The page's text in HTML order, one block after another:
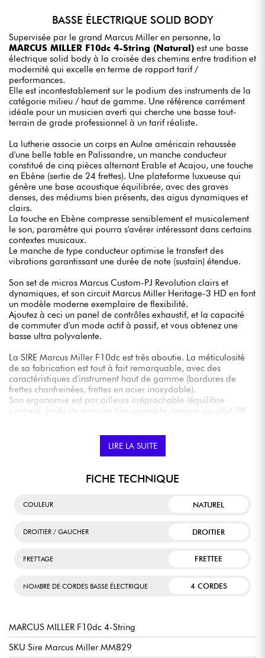
BASSE ÉLECTRIQUE SOLID BODY
Supervisée par le grand Marcus Miller en personne, la
MARCUS MILLER F10dc 4-String (Natural) est une basse
électrique solid body à la croisée des chemins entre tradition et
modernité qui excelle en terme de rapport tarif /
performances.
Elle est incontestablement sur le podium des instruments de la
catégorie milieu / haut de gamme. Une référence carrément
idéale pour un musicien averti qui cherche une basse tout-
terrain de grade professionnel à un tarif réaliste.
La lutherie associe un corps en Aulne américain rehaussée
d'une belle table en Palissandre, un manche conducteur
constitué de cinq pièces alternant Erable et Acajou, une touche
en Ebène (sertie de 24 frettes). Une plateforme luxueuse qui
génère une base acoustique équilibrée, avec des graves
denses, des médiums bien présents, des aigus dynamiques et
clairs.
La touche en Ebène compresse sensiblement et musicalement
le son, paramètre qui pourra s'avérer intéressant dans certains
contextes musicaux.
Le manche de type conducteur optimise le transfert des
vibrations garantissant une durée de note (sustain) étendue.
Son set de micros Marcus Custom-PJ Revolution clairs et
dynamiques, et son circuit Marcus Miller Heritage-3 HD en font
un modèle moderne exemplaire de flexibilité.
Ajoutez à ceci un panel de contrôles exhaustif, et la capacité
de commuter d'un mode actif à passif, et vous obtenez une
basse ultra polyvalente.
La SIRE Marcus Miller F10dc est très aboutie. La méticulosité
de sa fabrication est tout à fait remarquable, avec des
caractéristiques d'instrument haut de gamme (bordures de
frettes chanfreinées, frettes en acier inoxydable).
Son ergonomie est par ailleurs irréprochable (équilibre
postural, profil de manche très agréable, largeur au sillet 38
LIRE LA SUITE
FICHE TECHNIQUE
COULEUR NATUREL
DROITIER / GAUCHER DROITIER
FRETTAGE FRETTEE
NOMBRE DE CORDES BASSE ÉLECTRIQUE 4 CORDES
MARCUS MILLER F10dc 4-String
SKU Sire Marcus Miller MM829